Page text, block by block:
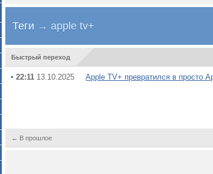
Теги → apple tv+
Быстрый переход
22:1113.10.2025 Apple TV+ превратился в просто
← В прошлое